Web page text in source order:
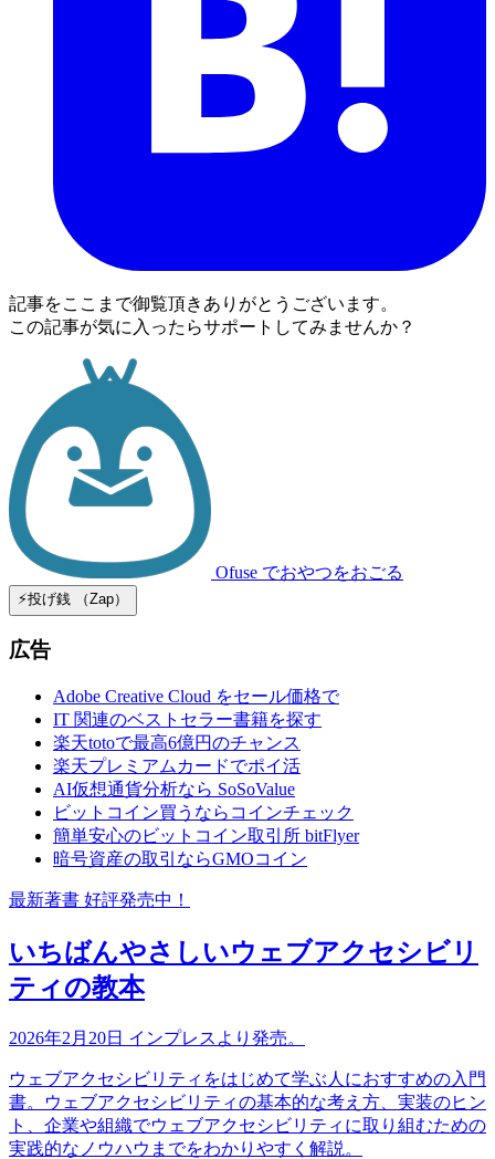
記事をここまで御覧頂きありがとうございます。
この記事が気に入ったらサポートしてみませんか？
Ofuse でおやつをおごる
⚡️投げ銭 （Zap）
広告
Adobe Creative Cloud をセール価格で
IT 関連のベストセラー書籍を探す
楽天totoで最高6億円のチャンス
楽天プレミアムカードでポイ活
AI仮想通貨分析なら SoSoValue
ビットコイン買うならコインチェック
簡単安心のビットコイン取引所 bitFlyer
暗号資産の取引ならGMOコイン
最新著書 好評発売中！
いちばんやさしいウェブアクセシビリ
ティの教本
2026年2月20日 インプレスより発売。
ウェブアクセシビリティをはじめて学ぶ人におすすめの入門
書。ウェブアクセシビリティの基本的な考え方、実装のヒン
ト、企業や組織でウェブアクセシビリティに取り組むための
実践的なノウハウまでをわかりやすく解説。